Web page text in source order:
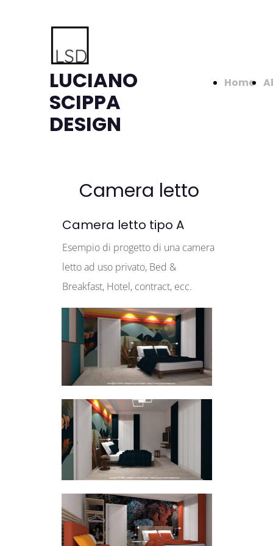
Home
LUCIANO
SCIPPA
DESIGN
Camera letto
Camera letto tipo A
Esempio di progetto di una camera
letto ad uso privato, Bed &
Breakfast, Hotel, contract, ecc.